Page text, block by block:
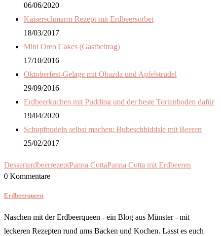
06/06/2020
Kaiserschmarrn Rezept mit Erdbeersorbet
18/03/2017
Mini Oreo Cakes (Gastbeitrag)
17/10/2016
Oktoberfest-Gelage mit Obazda und Apfelstrudel
29/09/2016
Erdbeerkuchen mit Pudding und der beste Tortenboden dafür
19/04/2020
Schupfnudeln selbst machen: Bubeschbiddsle mit Beeren
25/02/2017
DesserterdbeerrezeptPanna CottaPanna Cotta mit Erdbeeren
0 Kommentare
Erdbeerqueen
Naschen mit der Erdbeerqueen - ein Blog aus Münster - mit
leckeren Rezepten rund ums Backen und Kochen. Lasst es euch